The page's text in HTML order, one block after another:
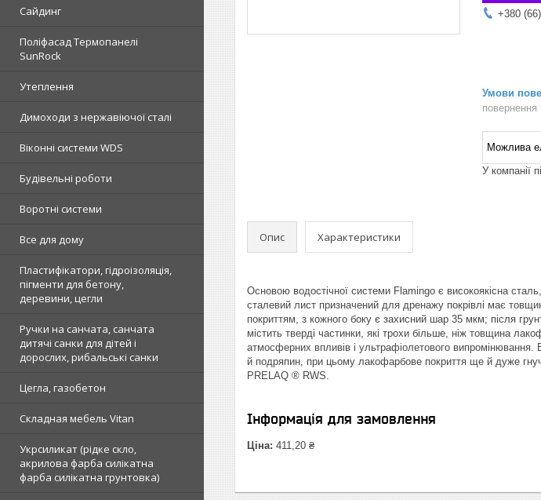
Сайдинг
Поліфасад Термопанелі
SunRock
Утеплення
Димоходи з нержавіючої сталі
Віконні системи WDS
Будівельні роботи
Воротні системи
Все для дому
Пластифікатори, гідроізоляція,
пігменти для бетону,
деревини, цегли
Ручки на санчата, санчата
дитячі санки для дітей і
дорослих, рибальські санки
Цегла, газобетон
Складная мебель Vitan
Укрсиликат (рідке скло,
акрилова фарба силікатна
фарба силікатна грунтовка)
+380
повернення
У компанії
Опис Характеристики
Основою водостічної системи Flamingo є високоякісна
сталевий лист призначений для дренажу покрівлі має
покриттям, з кожного боку є захисний шар 35 мкм; після
містить тверді частинки, які трохи більше, ніж товщина
атмосферних впливів і ультрафіолетового
й подряпин, при цьому лакофарбове покриття ще й дуже
PRELAQ ® RWS.
Інформація для замовлення
Ціна: 411,20 ₴